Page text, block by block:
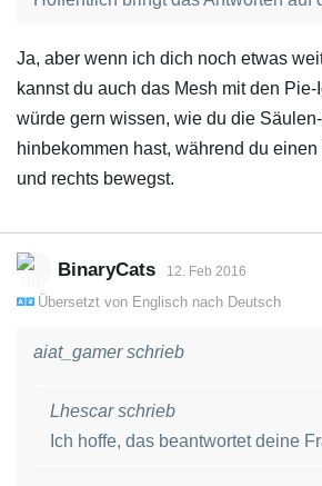
Ja, aber wenn ich dich noch etwas
kannst du auch das Mesh mit den
würde gern wissen, wie du die
hinbekommen hast, während du
und rechts bewegst.
BinaryCats 12. Feb 2016
Übersetzt von Englisch nach Deutsch
aiat_gamer schrieb
Lhescar schrieb
Ich hoffe, das beantwortet deine